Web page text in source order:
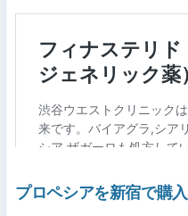
プロペシアを新宿で購入